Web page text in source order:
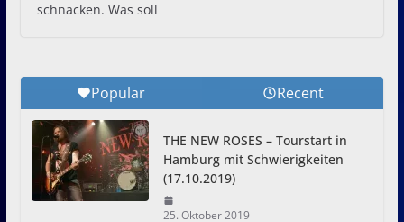
schnacken. Was soll
Popular Recent
THE NEW ROSES – Tourstart in
Hamburg mit Schwierigkeiten
(17.10.2019)
25. Oktober 2019